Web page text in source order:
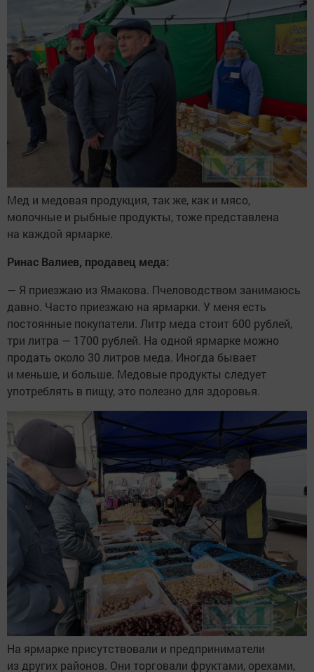
Мед и медовая продукция, так же, как и мясо,
молочные и рыбные продукты, тоже представлена
на каждой ярмарке.
Ринас Валиев, продавец меда:
— Я приезжаю из Ямакова. Пчеловодством занимаюсь
давно. Часто приезжаю на ярмарки. У меня есть
постоянные покупатели. Литр меда стоит 600 рублей,
три литра — 1700 рублей. На одной ярмарке можно
продать около 30 литров меда. Иногда бывает
и меньше, и больше. Медовые продукты следует
употреблять в пищу, это полезно для здоровья.
На ярмарке присутствовали и предприниматели
из других районов. Они торговали фруктами, орехами,